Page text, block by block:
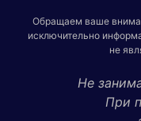
Обращаем ваше
исключительно
не
Не
При